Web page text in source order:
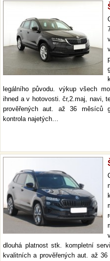
legálního původu. výkup všech
ihned a v hotovosti. čr,2.maj, navi,
prověřených aut. až 36 měsíců
kontrola najetých…
dlouhá platnost stk. kompletní
kvalitních a prověřených aut. až